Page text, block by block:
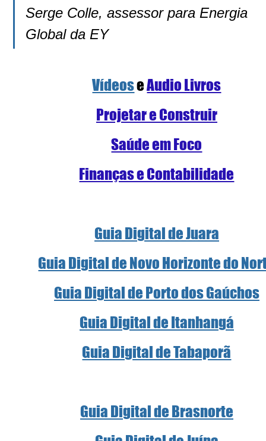
Serge Colle, assessor para Energia
Global da EY
Vídeose Audio Livros
Projetar e Construir
Saúde em Foco
Finanças e Contabilidade
Guia Digital de Juara
Guia Digital de Novo Horizonte do
Guia Digital de Porto dos Gaúchos
Guia Digital de Itanhangá
Guia Digital de Tabaporã
Guia Digital de Brasnorte